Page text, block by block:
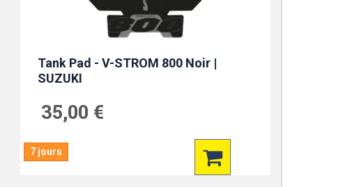
Tank Pad - V-STROM 800 Noir |
SUZUKI
35,00 €
7 jours